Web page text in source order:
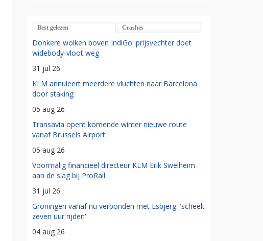
Best gelezen Crashes
Donkere wolken boven IndiGo: prijsvechter doet
widebody-vloot weg
31 jul 26
KLM annuleert meerdere vluchten naar Barcelona
door staking
05 aug 26
Transavia opent komende winter nieuwe route
vanaf Brussels Airport
05 aug 26
Voormalig financieel directeur KLM Erik Swelheim
aan de slag bij ProRail
31 jul 26
Groningen vanaf nu verbonden met Esbjerg: 'scheelt
zeven uur rijden'
04 aug 26